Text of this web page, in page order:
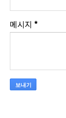
메시지 *